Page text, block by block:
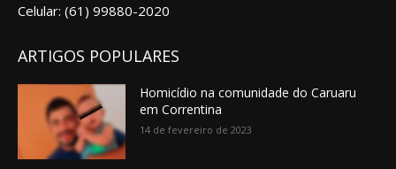
Celular: (61) 99880-2020
ARTIGOS POPULARES
Homicídio na comunidade do Caruaru
em Correntina
14 de fevereiro de 2023